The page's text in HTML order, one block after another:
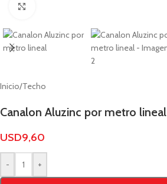
Inicio/Techo
Canalon Aluzinc por metro lineal
USD9,60
- +